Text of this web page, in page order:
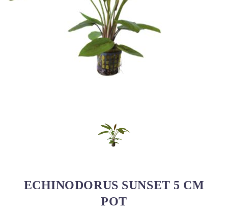
ECHINODORUS SUNSET 5 CM
POT